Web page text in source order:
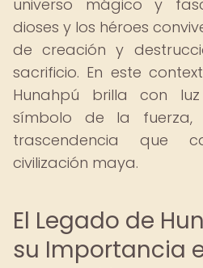
universo mágico y
dioses y los héroes
de creación y
sacrificio. En este
Hunahpú brilla con
símbolo de la
trascendencia que
civilización maya.
El Legado de
su Importancia